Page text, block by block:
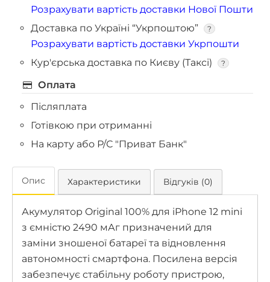
Розрахувати вартість доставки Нової Пошти
Доставка по Україні “Укрпоштою”
?
Розрахувати вартість доставки Укрпошти
Кур'єрська доставка по Києву (Таксі)
?
Оплата
Післяплата
Готівкою при отриманні
На карту або Р/С "Приват Банк"
Опис Характеристики Відгуків (0)
Акумулятор Original 100% для iPhone 12 mini
з ємністю 2490 мАг призначений для
заміни зношеної батареї та відновлення
автономності смартфона. Посилена версія
забезпечує стабільну роботу пристрою,